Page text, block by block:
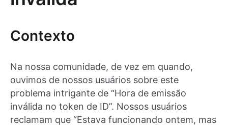
Contexto
Na nossa comunidade, de vez em quando,
ouvimos de nossos usuários sobre este
problema intrigante de “Hora de emissão
inválida no token de ID”. Nossos usuários
reclamam que “Estava funcionando ontem, mas